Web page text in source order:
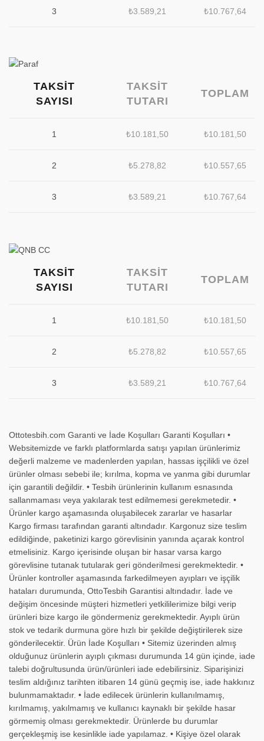
3 ₺3.589,21 ₺10.767,64
TAKSIT
SAYISI
TAKSIT
TUTARI
TOPLAM
1 ₺10.181,50 ₺10.181,50
2 ₺5.278,82 ₺10.557,65
3 ₺3.589,21 ₺10.767,64
TAKSIT
SAYISI
TAKSIT
TUTARI
TOPLAM
1 ₺10.181,50 ₺10.181,50
2 ₺5.278,82 ₺10.557,65
3 ₺3.589,21 ₺10.767,64
Ottotesbih.com Garanti ve İade Koşulları Garanti Koşulları •
Websitemizde ve farklı platformlarda satışı yapılan ürünlerimiz
değerli malzeme ve madenlerden yapılan, hassas işçilikli ve özel
ürünler olması sebebi ile; kırılma, kopma ve yanma gibi durumlar
için garantili değildir. • Tesbih ürünlerinin kullanım esnasında
sallanmaması veya yakılarak test edilmemesi gerekmetedir. •
Ürünler kargo aşamasında oluşabilecek zararlar ve hasarlar
Kargo firması tarafından garanti altındadır. Kargonuz size teslim
edildiğinde, paketinizi kargo görevlisinin yanında açarak kontrol
etmelisiniz. Kargo içerisinde oluşan bir hasar varsa kargo
görevlisine tutanak tutularak geri gönderilmesi gerekmektedir. •
Ürünler kontroller aşamasında farkedilmeyen ayıpları ve işçilik
hataları durumunda, OttoTesbih Garantisi altındadır. İade ve
değişim öncesinde müşteri hizmetleri yetkililerimize bilgi verip
ürünleri bize kargo ile göndermeniz gerekmektedir. Ayıplı ürün
stok ve tedarik durmuna göre hızlı bir şekilde değiştirilerek size
gönderilecektir. Ürün İade Koşulları • Sitemiz üzerinden almış
olduğunuz ürünlerin ayıplı çıkması durumunda 14 gün içinde, iade
talebi doğrultusunda ürün/ürünleri iade edebilirsiniz. Siparişinizi
teslim aldığınız tarihten itibaren 14 günü geçmiş ise, iade hakkınız
bulunmamaktadır. • İade edilecek ürünlerin kullanılmamış,
kırılmamış, yakılmamış ve kullanıcı kaynaklı bir şekilde hasar
görmemiş olması gerekmektedir. Ürünlerde bu durumlar
gerçekleşmiş ise kesinlikle iade yapılamaz. • Kişiye özel olarak